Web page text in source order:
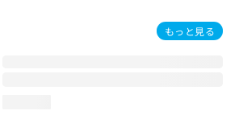
もっと見る